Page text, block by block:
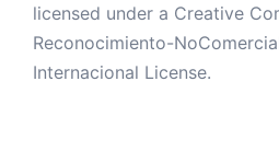
licensed under a Creative
Reconocimiento-
Internacional License.